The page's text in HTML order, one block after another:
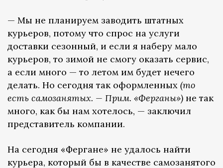
— Мы не планируем заводить штатных
курьеров, потому что спрос на услуги
доставки сезонный, и если я наберу мало
курьеров, то зимой не смогу оказать сервис,
а если много — то летом им будет нечего
делать. Но сегодня так оформленных (то
есть самозанятых. — Прим. «Ферганы») не так
много, как бы нам хотелось, — заключил
представитель компании.
На сегодня «Фергане» не удалось найти
курьера, который бы в качестве самозанятого